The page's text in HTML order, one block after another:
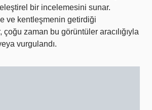
bir incelemesini sunar.
ve kentleşmenin getirdiği
zaman bu görüntüler aracılığıyla
vurgulandı.